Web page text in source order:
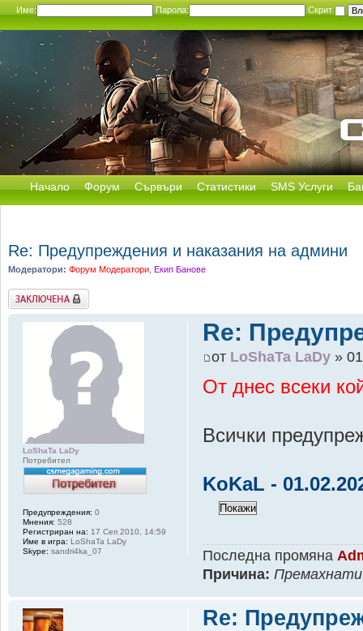
Име: Парола: Скрит
Начало Форум Сървъри Статистики SMS Услуги
Re: Предупреждения и наказания на админи
Модератори: Форум Модератори Екип Банове
Заключена
Re:
от LoShaTa LaDy »
От днес всеки
Всички
KoKaL -
Последна промяна
Причина: Премахнати
LoShaTa LaDy
Потребител
Предупреждения: 0
Мнения: 528
Регистриран на: 17 Сеп 2010, 14:59
Име в игра: LoShaTa LaDy
Skype: sandri4ka_07
Re: